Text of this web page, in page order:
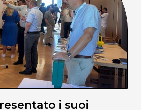
i suoi